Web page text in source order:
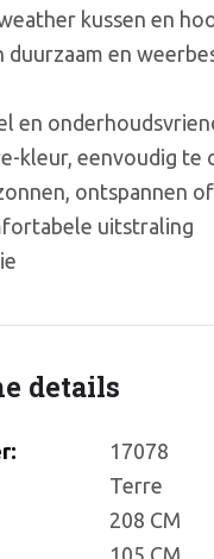
kussen en
duurzaam en
en
kleur, eenvoudig te
ontspannen
uitstraling
details
17078
Terre
208 CM
105 CM